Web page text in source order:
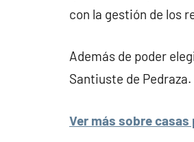
con la gestión de los
Además de poder
Santiuste de Pedraza.
Ver más sobre